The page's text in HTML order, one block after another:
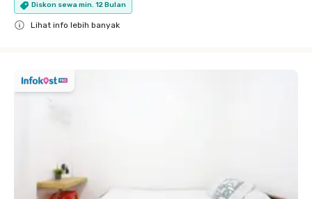
Diskon sewa min. 12 Bulan
Lihat info lebih banyak